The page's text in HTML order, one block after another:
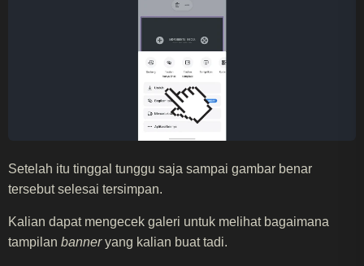
Setelah itu tinggal tunggu saja sampai gambar benar
tersebut selesai tersimpan.
Kalian dapat mengecek galeri untuk melihat bagaimana
tampilan banneryang kalian buat tadi.